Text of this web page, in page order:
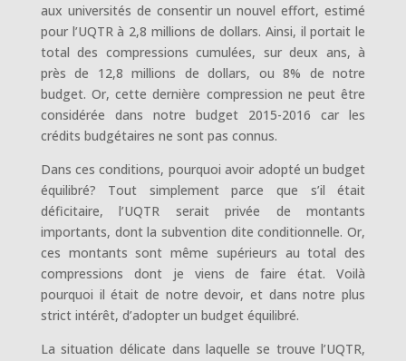
aux universités de consentir un nouvel effort, estimé
pour l’UQTR à 2,8 millions de dollars. Ainsi, il portait le
total des compressions cumulées, sur deux ans, à
près de 12,8 millions de dollars, ou 8% de notre
budget. Or, cette dernière compression ne peut être
considérée dans notre budget 2015-2016 car les
crédits budgétaires ne sont pas connus.
Dans ces conditions, pourquoi avoir adopté un budget
équilibré? Tout simplement parce que s’il était
déficitaire, l’UQTR serait privée de montants
importants, dont la subvention dite conditionnelle. Or,
ces montants sont même supérieurs au total des
compressions dont je viens de faire état. Voilà
pourquoi il était de notre devoir, et dans notre plus
strict intérêt, d’adopter un budget équilibré.
La situation délicate dans laquelle se trouve l’UQTR,